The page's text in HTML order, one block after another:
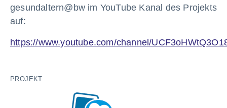
gesundaltern@bw im YouTube Kanal des Projekts
auf:
https://www.youtube.com/channel/
PROJEKT